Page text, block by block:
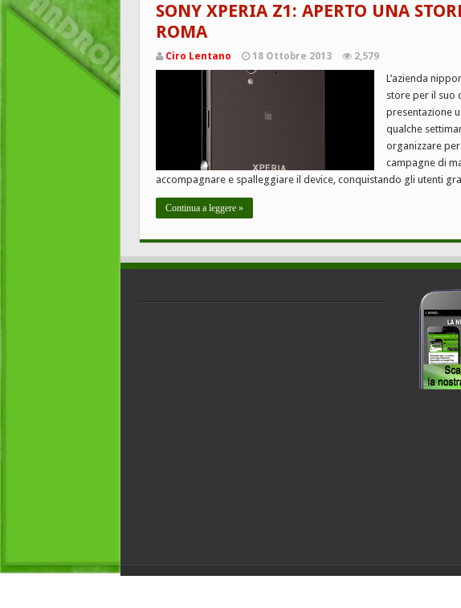
SONY XPERIA Z1: APERTO UNA
ROMA
Ciro Lentano 18 Ottobre 2013 2,579
L’azienda
store per il suo
presentazione
qualche
organizzare
campagne di
accompagnare e spalleggiare il device, conquistando gli utenti
Continua a leggere »